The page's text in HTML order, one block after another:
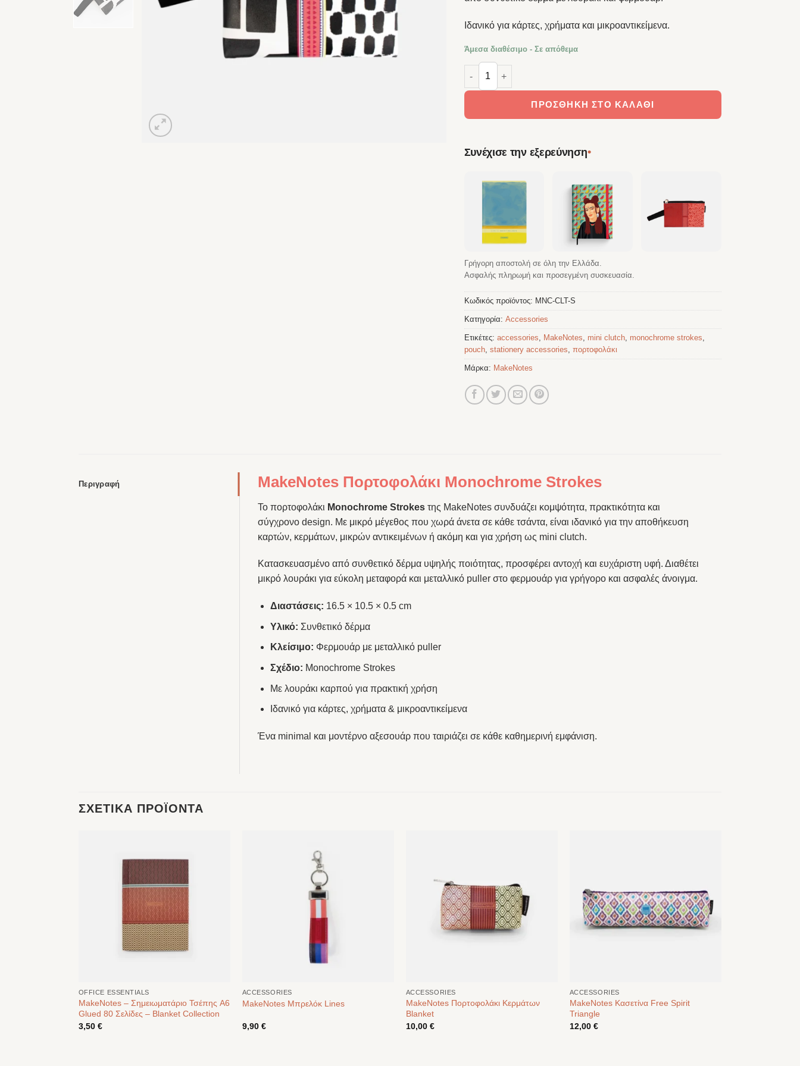
Ιδανικό για κάρτες, χρήματα και μικροαντικείμενα.
Άμεσα διαθέσιμο - Σε απόθεμα
MakeNotes Πορτοφολάκι Monochrome Strokes ποσότητα
ΠΡΟΣΘΉΚΗ ΣΤΟ ΚΑΛΆΘΙ
Συνέχισε την εξερεύνηση•
Γρήγορη αποστολή σε όλη την Ελλάδα.
Ασφαλής πληρωμή και προσεγμένη συσκευασία.
Κωδικός προϊόντος: MNC-CLT-S
Κατηγορία: Accessories
Ετικέτες: accessories MakeNotes mini clutch, monochrome strokes
pouch, stationery accessories πορτοφολάκι
Μάρκα: MakeNotes
Περιγραφή MakeNotes Πορτοφολάκι Monochrome Strokes
Το πορτοφολάκι Monochrome Strokes της MakeNotes συνδυάζει κομψότητα, πρακτικότητα και
σύγχρονο design. Με μικρό μέγεθος που χωρά άνετα σε κάθε τσάντα, είναι ιδανικό για την αποθήκευση
καρτών, κερμάτων, μικρών αντικειμένων ή ακόμη και για χρήση ως mini clutch.
Κατασκευασμένο από συνθετικό δέρμα υψηλής ποιότητας, προσφέρει αντοχή και ευχάριστη υφή. Διαθέτει
μικρό λουράκι για εύκολη μεταφορά και μεταλλικό puller στο φερμουάρ για γρήγορο και ασφαλές άνοιγμα.
Διαστάσεις: 16.5 × 10.5 × 0.5 cm
Υλικό: Συνθετικό δέρμα
Κλείσιμο: Φερμουάρ με μεταλλικό puller
Σχέδιο: Monochrome Strokes
Με λουράκι καρπού για πρακτική χρήση
Ιδανικό για κάρτες, χρήματα & μικροαντικείμενα
Ένα minimal και μοντέρνο αξεσουάρ που ταιριάζει σε κάθε καθημερινή εμφάνιση.
ΣΧΕΤΙΚΆ ΠΡΟΪΌΝΤΑ
OFFICE ESSENTIALS
MakeNotes – Σημειωματάριο Τσέπης A6
Glued 80 Σελίδες – Blanket Collection
3,50 €
ACCESSORIES
MakeNotes Μπρελόκ Lines
9,90 €
ACCESSORIES
MakeNotes Πορτοφολάκι Κερμάτων
Blanket
10,00 €
ACCESSORIES
MakeNotes Κασετίνα Free Spirit
Triangle
12,00 €